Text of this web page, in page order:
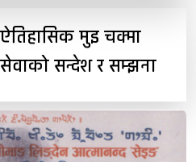
ऐतिहासिक मुइ चक्मा
सेवाको सन्देश र सम्झना